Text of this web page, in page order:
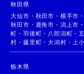
秋田県
大仙市 ・ 秋田市 ・ 横手市 ・
秋田市 ・ 鹿角市 ・ 潟上市 ・
町 ・羽後町 ・ 八郎潟町 ・
村 ・藤里町 ・大潟村 ・ 上
栃木県